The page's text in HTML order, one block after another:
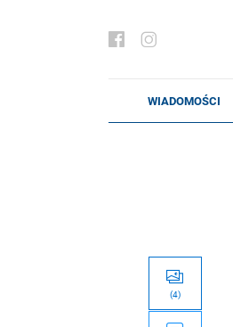
(4)